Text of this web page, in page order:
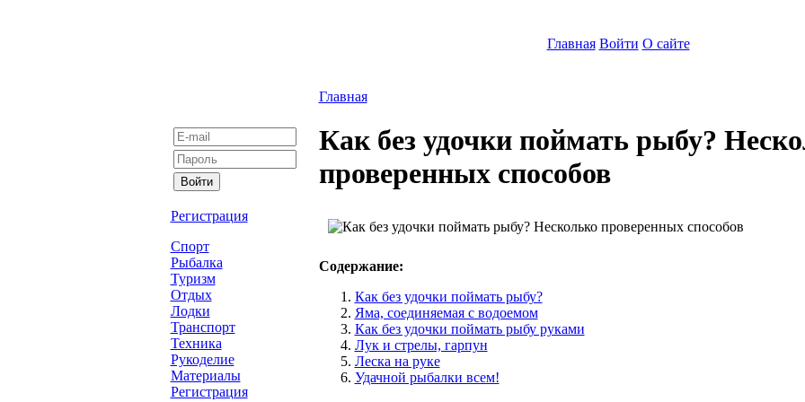
Главная Войти О сайте
Регистрация
Спорт
Рыбалка
Туризм
Отдых
Лодки
Транспорт
Техника
Рукоделие
Материалы
Регистрация
Главная
Как без удочки поймать рыбу?
проверенных способов
Содержание:
Как без удочки поймать рыбу?
Яма, соединяемая с водоемом
Как без удочки поймать рыбу руками
Лук и стрелы, гарпун
Леска на руке
Удачной рыбалки всем!